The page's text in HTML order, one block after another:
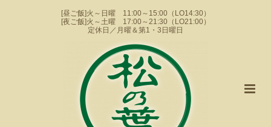
[昼ご飯]火～日曜 11:00～15:00（LO14:30）
[夜ご飯]火～土曜 17:00～21:30（LO21:00）
定休日／月曜＆第1・3日曜日